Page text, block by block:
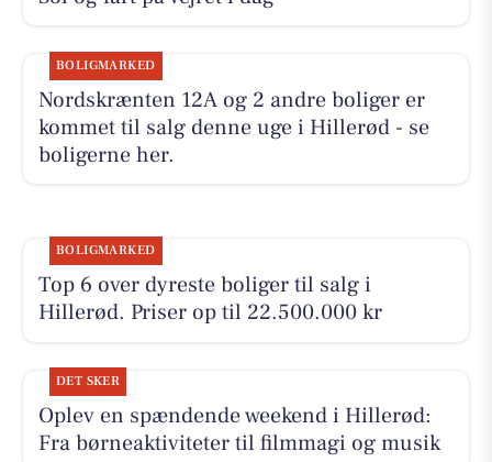
BOLIGMARKED
Nordskrænten 12A og 2 andre boliger er
kommet til salg denne uge i Hillerød - se
boligerne her.
BOLIGMARKED
Top 6 over dyreste boliger til salg i
Hillerød. Priser op til 22.500.000 kr
DET SKER
Oplev en spændende weekend i Hillerød:
Fra børneaktiviteter til filmmagi og musik